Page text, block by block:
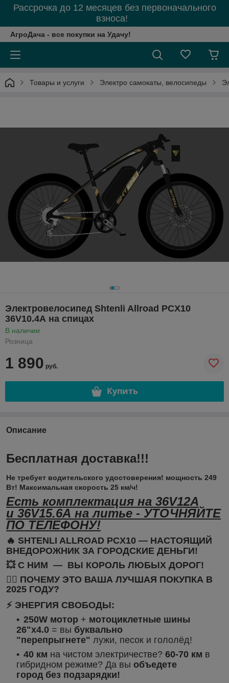
Рассрочка до 12 месяцев без первоначального
взноса!
АгроДача - все покупки на Удачу!
Товары и услуги Электро самокаты, велосипеды
Электровелосипед Shtenli Allroad PCX10
36V10.4А на спицах
В наличии
Розница
1 890 руб.
Купить
Описание
Бесплатная доставка!!!
Не требует водительского удостоверения! мощность 249
Вт! Максимальная скорость 25 км/ч!
Есть комплектация на 36V12А
и 36V15.6А на литье - УТОЧНЯЙТЕ
ПО ТЕЛЕФОНУ!
🔥 SHTENLI ALLROAD PCX10 — НАСТОЯЩИЙ
ВНЕДОРОЖНИК ЗА ГОРОДСКИЕ ДЕНЬГИ!
💥 С НИМ — ВЫ КОРОЛЬ ЛЮБЫХ ДОРОГ!
🚵‍♂️ ПОЧЕМУ ЭТО ВАША ЛУЧШАЯ ПОКУПКА В
2025 ГОДУ?
⚡ ЭНЕРГИЯ СВОБОДЫ:
250W мотор + мотоциклетные шины
26"х4.0 = вы буквально
"перепрыгнете" лужи, песок и гололёд!
40 км на чистом электричестве? 60-70 км в
гибридном режиме? Да вы объедете
город без подзарядки!